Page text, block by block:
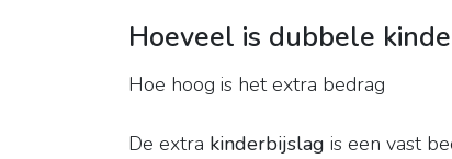
Hoeveel is dubbele
Hoe hoog is het extra bedrag
De extra kinderbijslag is een vast